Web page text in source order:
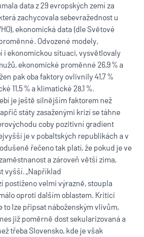
data z 29 evropských zemí za
zachycovala sebevražednost u
ekonomická data (dle Světové
Odvozené modely,
i ekonomickou situaci, vysvětlovaly
ekonomické proměnné 26,9 % a
pak oba faktory ovlivnily 41,7 %
11,5 % a klimatické 28,1 %.
je ještě silnějším faktorem než
státy zasaženými krizí se táhne
coby pozitivní gradient
je v pobaltských republikách a v
řečeno tak platí, že pokud je ve
a zároveň větší zima,
vyšší. „Například
postiženo velmi výrazně, stoupla
oproti dalším oblastem. Kritici
to lze připsat náboženským vlivům,
již poměrně dost sekularizovaná a
třeba Slovensko, kde je však